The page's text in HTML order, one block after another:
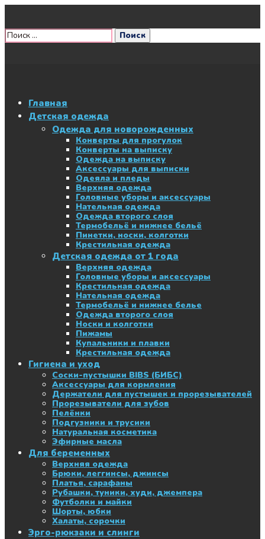
Главная
Детская одежда
Одежда для новорожденных
Конверты для прогулок
Конверты на выписку
Одежда на выписку
Аксессуары для выписки
Одеяла и пледы
Верхняя одежда
Головные уборы и аксессуары
Нательная одежда
Одежда второго слоя
Термобельё и нижнее бельё
Пинетки, носки, колготки
Крестильная одежда
Детская одежда от 1 года
Верхняя одежда
Головные уборы и аксессуары
Крестильная одежда
Нательная одежда
Термобельё и нижнее белье
Одежда второго слоя
Носки и колготки
Пижамы
Купальники и плавки
Крестильная одежда
Гигиена и уход
Соски-пустышки BIBS (БИБС)
Аксессуары для кормления
Держатели для пустышек и прорезывателей
Прорезыватели для зубов
Пелёнки
Подгузники и трусики
Натуральная косметика
Эфирные масла
Для беременных
Верхняя одежда
Брюки, леггинсы, джинсы
Платья, сарафаны
Рубашки, туники, худи, джемпера
Футболки и майки
Шорты, юбки
Халаты, сорочки
Эрго-рюкзаки и слинги